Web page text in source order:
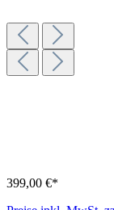
399,00 €*